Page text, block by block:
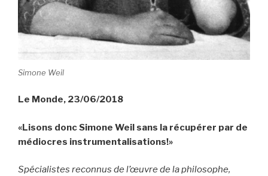
Simone Weil
Le Monde, 23/06/2018
«Lisons donc Simone Weil sans la récupérer par de
médiocres instrumentalisations!»
Spécialistes reconnus de l’œuvre de la philosophe,